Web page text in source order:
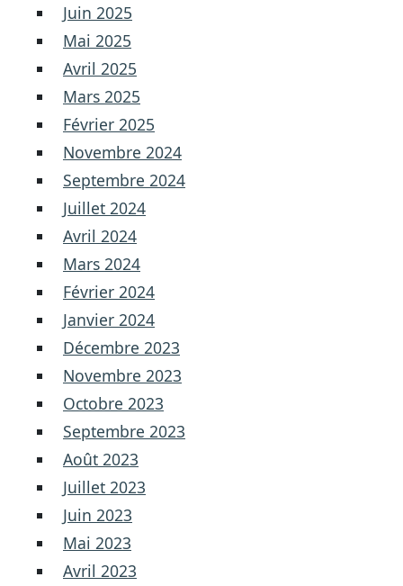
Juin 2025
Mai 2025
Avril 2025
Mars 2025
Février 2025
Novembre 2024
Septembre 2024
Juillet 2024
Avril 2024
Mars 2024
Février 2024
Janvier 2024
Décembre 2023
Novembre 2023
Octobre 2023
Septembre 2023
Août 2023
Juillet 2023
Juin 2023
Mai 2023
Avril 2023